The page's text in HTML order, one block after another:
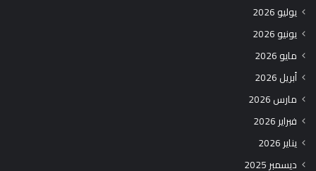
يوليو 2026
يونيو 2026
مايو 2026
أبريل 2026
مارس 2026
فبراير 2026
يناير 2026
ديسمبر 2025